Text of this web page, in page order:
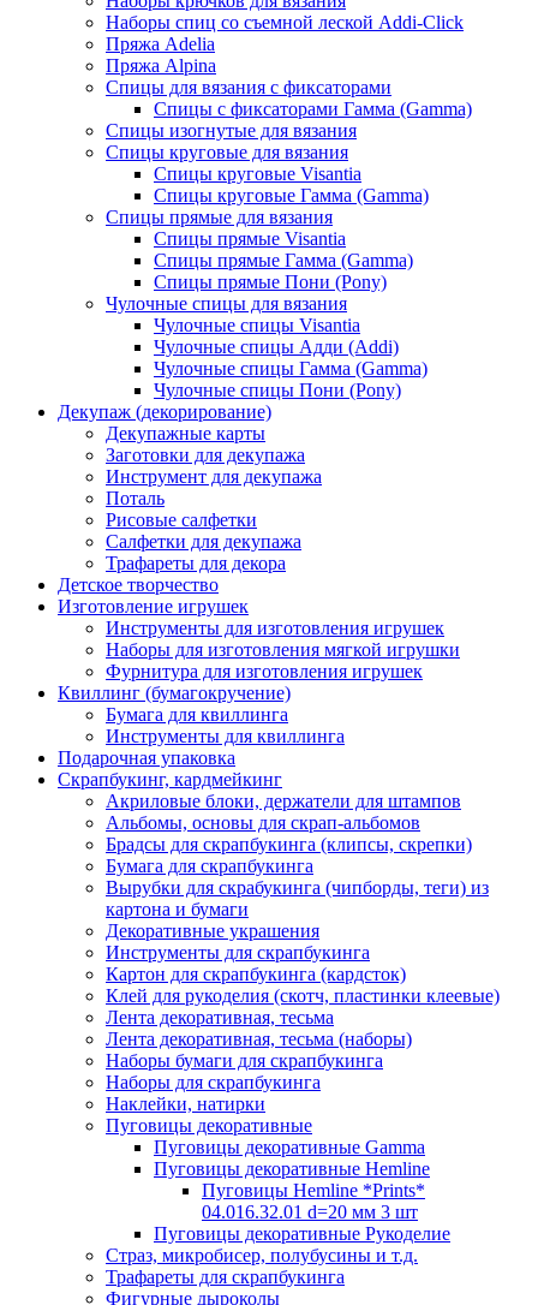
Наборы спиц со съемной леской Addi-Click
Пряжа Adelia
Пряжа Alpina
Спицы для вязания с фиксаторами
Спицы с фиксаторами Гамма (Gamma)
Спицы изогнутые для вязания
Спицы круговые для вязания
Спицы круговые Visantia
Спицы круговые Гамма (Gamma)
Спицы прямые для вязания
Спицы прямые Visantia
Спицы прямые Гамма (Gamma)
Спицы прямые Пони (Pony)
Чулочные спицы для вязания
Чулочные спицы Visantia
Чулочные спицы Адди (Addi)
Чулочные спицы Гамма (Gamma)
Чулочные спицы Пони (Pony)
Декупаж (декорирование)
Декупажные карты
Заготовки для декупажа
Инструмент для декупажа
Поталь
Рисовые салфетки
Салфетки для декупажа
Трафареты для декора
Детское творчество
Изготовление игрушек
Инструменты для изготовления игрушек
Наборы для изготовления мягкой игрушки
Фурнитура для изготовления игрушек
Квиллинг (бумагокручение)
Бумага для квиллинга
Инструменты для квиллинга
Подарочная упаковка
Скрапбукинг, кардмейкинг
Акриловые блоки, держатели для штампов
Альбомы, основы для скрап-альбомов
Брадсы для скрапбукинга (клипсы, скрепки)
Бумага для скрапбукинга
Вырубки для скрабукинга (чипборды, теги) из
картона и бумаги
Декоративные украшения
Инструменты для скрапбукинга
Картон для скрапбукинга (кардсток)
Клей для рукоделия (скотч, пластинки клеевые)
Лента декоративная, тесьма
Лента декоративная, тесьма (наборы)
Наборы бумаги для скрапбукинга
Наборы для скрапбукинга
Наклейки, натирки
Пуговицы декоративные
Пуговицы декоративные Gamma
Пуговицы декоративные Hemline
Пуговицы Hemline *Prints*
04.016.32.01 d=20 мм 3 шт
Пуговицы декоративные Рукоделие
Страз, микробисер, полубусины и т.д.
Трафареты для скрапбукинга
Фигурные дыроколы